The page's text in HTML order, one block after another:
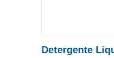
Detergente